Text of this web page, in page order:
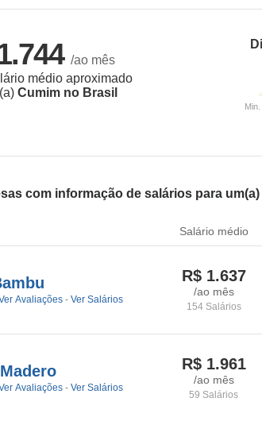
/ao mês
médio aproximado
Cumim no Brasil
com informação de salários para
Salário médio
Avaliações - Ver Salários
R$ 1.637
/ao mês
154 Salários
Avaliações - Ver Salários
R$ 1.961
/ao mês
59 Salários